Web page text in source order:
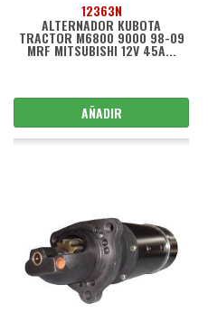
12363N
ALTERNADOR KUBOTA
TRACTOR M6800 9000 98-09
MRF MITSUBISHI 12V 45A...
AÑADIR